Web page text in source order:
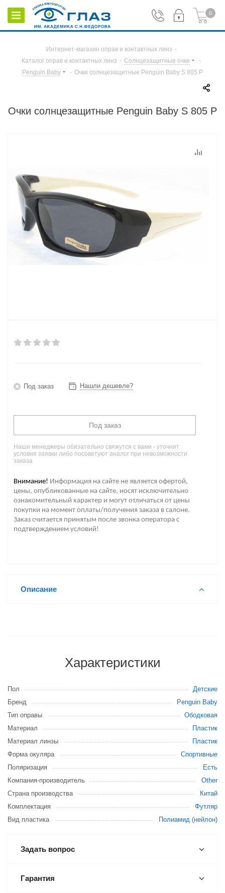
0
Интернет-магазин оправ и контактных линз -
Каталог оправ и контактных линз - Солнцезащитные очки
-
Penguin Baby
- Очки солнцезащитные Penguin Baby S 805 P
Очки солнцезащитные Penguin Baby S 805 P
Под заказ Нашли дешевле?
Под заказ
Наши менеджеры обязательно свяжутся с вами - уточнят
условия заявки либо посоветуют аналог при невозможности
заказа
Внимание! Информация на сайте не является офертой,
цены, опубликованные на сайте, носят исключительно
ознакомительный характер и могут отличаться от цены
покупки на момент оплаты/получения заказа в салоне.
Заказ считается принятым после звонка оператора с
подтверждением условий!
Описание
Характеристики
Пол
Детские
Бренд
Penguin Baby
Тип оправы
Ободковая
Материал
Пластик
Материал линзы
Пластик
Форма окуляра
Спортивные
Поляризация
Есть
Компания-производитель
Other
Страна производства
Китай
Комплектация
Футляр
Вид пластика
Полиамид (нейлон)
Задать вопрос
Гарантия